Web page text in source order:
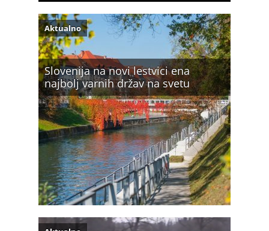
Slovenija na novi lestvici ena
najbolj varnih držav na svetu
Aktualno